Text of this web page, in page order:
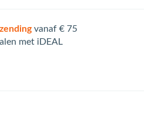
vanaf € 75
met iDEAL